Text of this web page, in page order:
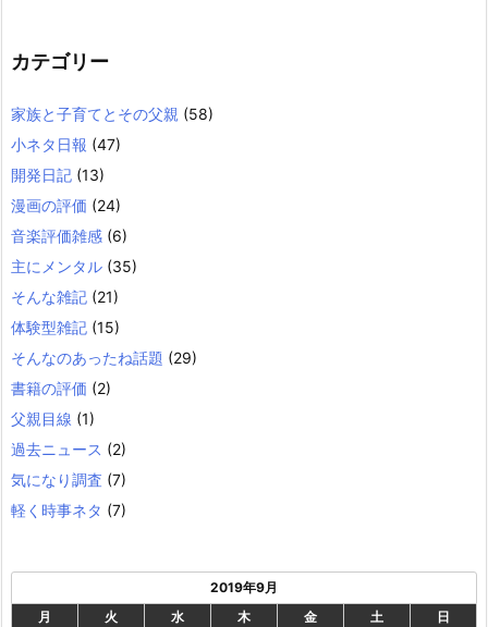
カテゴリー
家族と子育てとその父親 (58)
小ネタ日報 (47)
開発日記 (13)
漫画の評価 (24)
音楽評価雑感 (6)
主にメンタル (35)
そんな雑記 (21)
体験型雑記 (15)
そんなのあったね話題 (29)
書籍の評価 (2)
父親目線 (1)
過去ニュース (2)
気になり調査 (7)
軽く時事ネタ (7)
2019年9月
月
火 水 木 金 土
日